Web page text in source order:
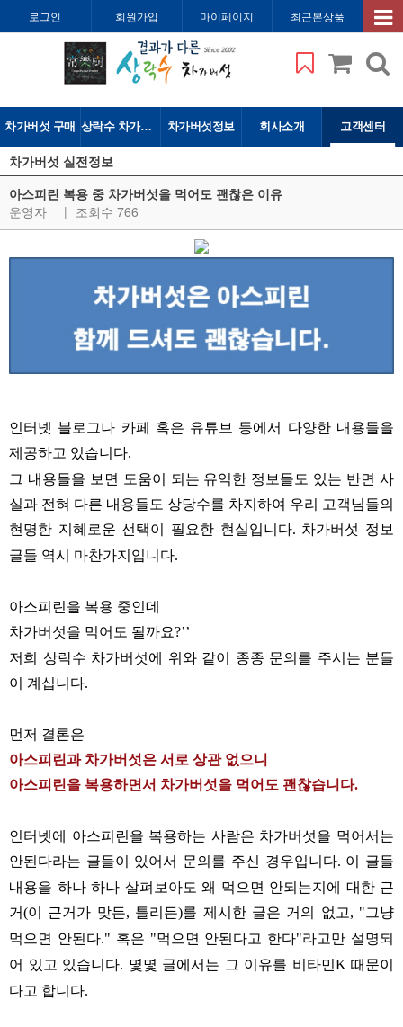
로그인 회원가입 마이페이지 최근본상품
차가버섯 구매 상락수 차가버섯 차가버섯정보 회사소개 고객센터
차가버섯 실전정보
아스피린 복용 중 차가버섯을 먹어도 괜찮은 이유
운영자
| 조회수 766
인터넷 블로그나 카페 혹은 유튜브 등에서 다양한 내용들을
제공하고 있습니다.
그 내용들을 보면 도움이 되는 유익한 정보들도 있는 반면 사
실과 전혀 다른 내용들도 상당수를 차지하여 우리 고객님들의
현명한 지혜로운 선택이 필요한 현실입니다. 차가버섯 정보
글들 역시 마찬가지입니다.
아스피린을 복용 중인데
차가버섯을 먹어도 될까요?’’
저희 상락수 차가버섯에 위와 같이 종종 문의를 주시는 분들
이 계십니다.
먼저 결론은
아스피린과 차가버섯은 서로 상관 없으니
아스피린을 복용하면서 차가버섯을 먹어도 괜찮습니다.
인터넷에 아스피린을 복용하는 사람은 차가버섯을 먹어서는
안된다라는 글들이 있어서 문의를 주신 경우입니다. 이 글들
내용을 하나 하나 살펴보아도 왜 먹으면 안되는지에 대한 근
거(이 근거가 맞든, 틀리든)를 제시한 글은 거의 없고, "그냥
먹으면 안된다." 혹은 "먹으면 안된다고 한다"라고만 설명되
어 있고 있습니다. 몇몇 글에서는 그 이유를 비타민K 때문이
다고 합니다.